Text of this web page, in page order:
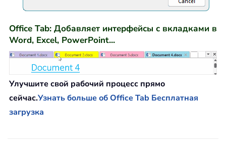
Office Tab: Добавляет интерфейсы с вкладками в
Word, Excel, PowerPoint...
Улучшите свой рабочий процесс прямо
сейчас.Узнать больше об Office Tab Бесплатная
загрузка